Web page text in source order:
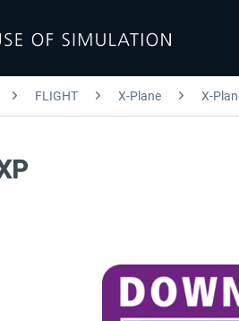
FLIGHT X-Plane X-